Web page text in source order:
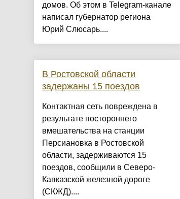
домов. Об этом в Telegram-канале
написал губернатор региона
Юрий Слюсарь....
В Ростовской области
задержаны 15 поездов
Контактная сеть повреждена в
результате постороннего
вмешательства на станции
Персиановка в Ростовской
области, задерживаются 15
поездов, сообщили в Северо-
Кавказской железной дороге
(СКЖД)....